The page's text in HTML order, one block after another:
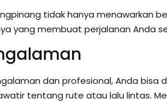
tidak hanya menawarkan
yang membuat perjalanan Anda
dan profesional, Anda bisa
tentang rute atau lalu lintas.